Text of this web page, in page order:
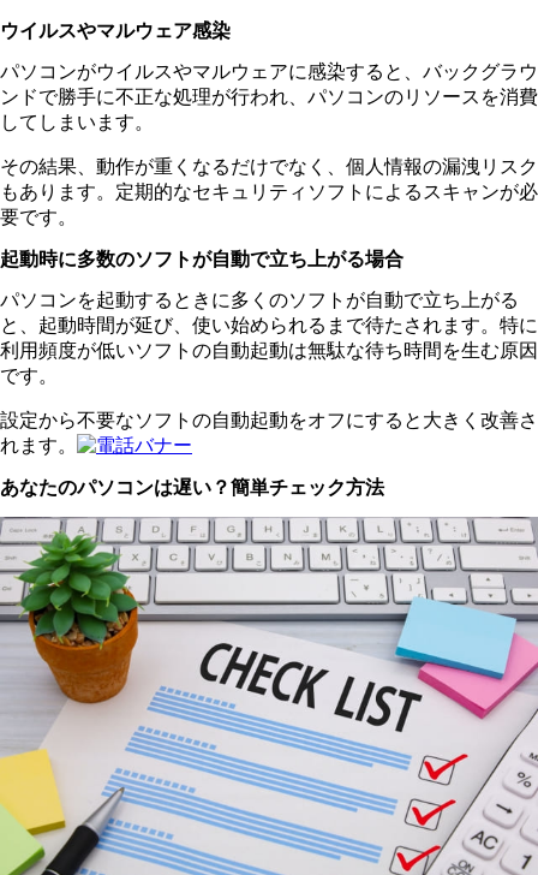
ウイルスやマルウェア感染
パソコンがウイルスやマルウェアに感染すると、バックグラウ
ンドで勝手に不正な処理が行われ、パソコンのリソースを消費
してしまいます。
その結果、動作が重くなるだけでなく、個人情報の漏洩リスク
もあります。定期的なセキュリティソフトによるスキャンが必
要です。
起動時に多数のソフトが自動で立ち上がる場合
パソコンを起動するときに多くのソフトが自動で立ち上がる
と、起動時間が延び、使い始められるまで待たされます。特に
利用頻度が低いソフトの自動起動は無駄な待ち時間を生む原因
です。
設定から不要なソフトの自動起動をオフにすると大きく改善さ
れます。
あなたのパソコンは遅い？簡単チェック方法